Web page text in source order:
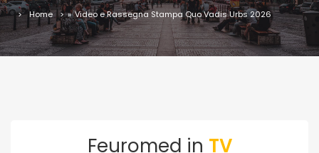
Home » Video e Rassegna Stampa Quo Vadis Urbs 2026
Feuromed in TV